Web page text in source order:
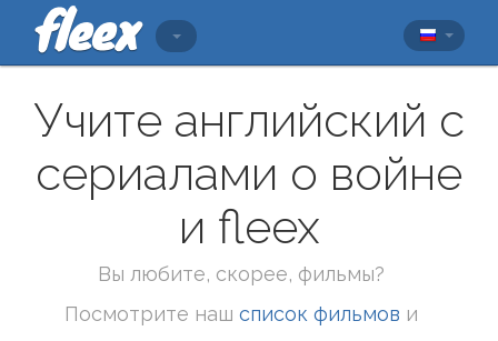
Учите английский с
сериалами о войне
и fleex
Вы любите, скорее, фильмы?
Посмотрите наш список фильмов и